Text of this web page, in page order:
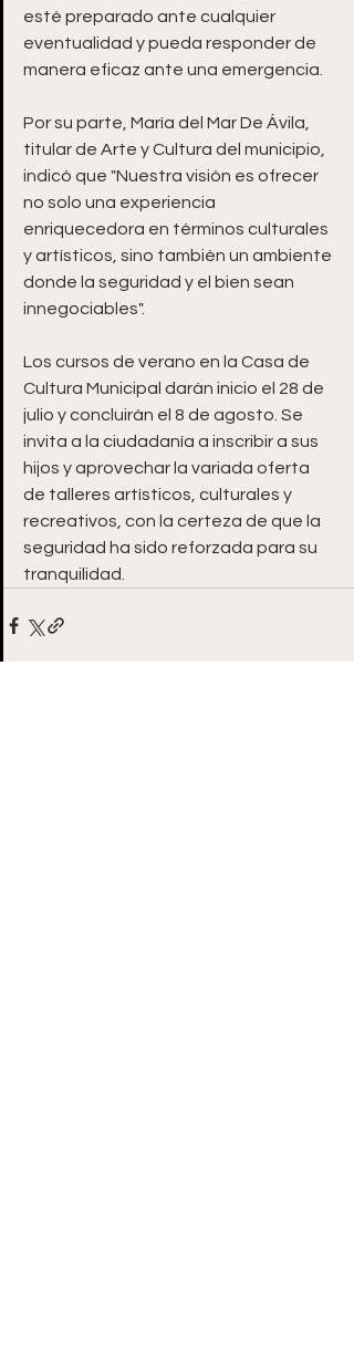
esté preparado ante cualquier
eventualidad y pueda responder de
manera eficaz ante una emergencia.
Por su parte, María del Mar De Ávila,
titular de Arte y Cultura del municipio,
indicó que "Nuestra visión es ofrecer
no solo una experiencia
enriquecedora en términos culturales
y artísticos, sino también un ambiente
donde la seguridad y el bien sean
innegociables".
Los cursos de verano en la Casa de
Cultura Municipal darán inicio el 28 de
julio y concluirán el 8 de agosto. Se
invita a la ciudadanía a inscribir a sus
hijos y aprovechar la variada oferta
de talleres artísticos, culturales y
recreativos, con la certeza de que la
seguridad ha sido reforzada para su
tranquilidad.